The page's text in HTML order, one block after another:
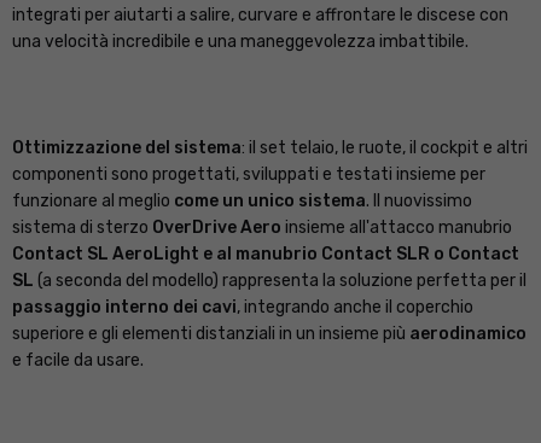
integrati per aiutarti a salire, curvare e affrontare le discese con
una velocità incredibile e una maneggevolezza imbattibile.
Ottimizzazione del sistema: il set telaio, le ruote, il cockpit e altri
componenti sono progettati, sviluppati e testati insieme per
funzionare al meglio come un unico sistema. Il nuovissimo
sistema di sterzo OverDrive Aero insieme all'attacco manubrio
Contact SL AeroLight e al manubrio Contact SLR o Contact
SL (a seconda del modello) rappresenta la soluzione perfetta per il
passaggio interno dei cavi, integrando anche il coperchio
superiore e gli elementi distanziali in un insieme più aerodinamico
e facile da usare.